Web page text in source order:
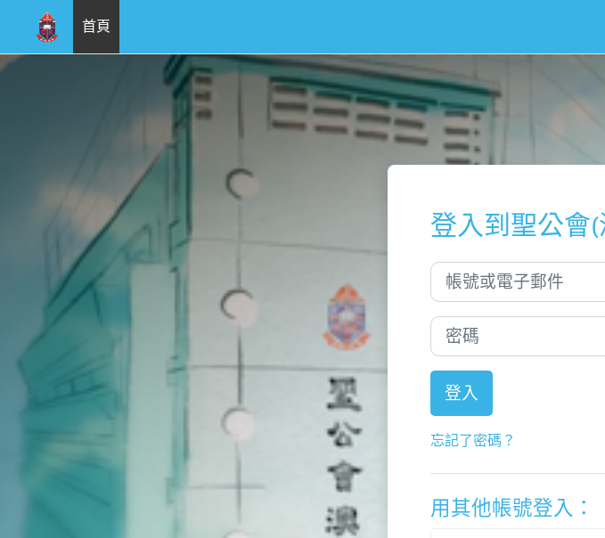
跳至主內容
首頁
登入到聖公會
帳號或電子郵件
密碼
登入
忘記了密碼？
用其他帳號登入：